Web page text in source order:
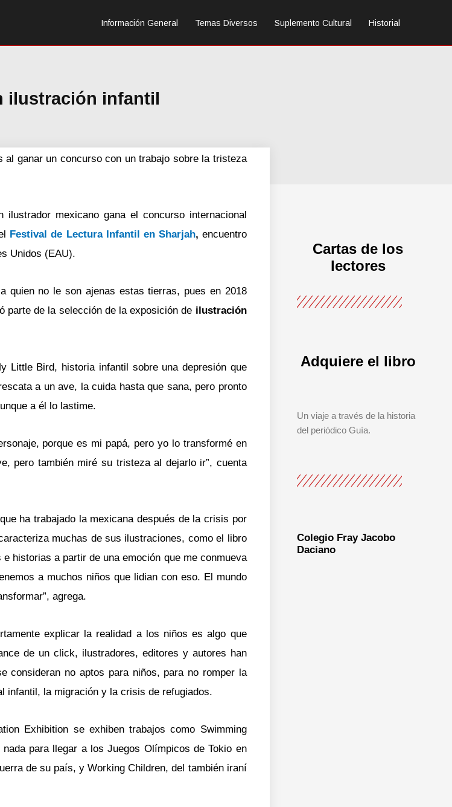
Información General Temas Diversos Suplemento Cultural Historial
ilustración infantil
ganar un concurso con un trabajo sobre la tristeza
mexicano gana el concurso internacional
Festival de Lectura Infantil en Sharjah, encuentro
Unidos (EAU).
quien no le son ajenas estas tierras, pues en 2018
parte de la selección de la exposición de ilustración
Little Bird, historia infantil sobre una depresión que
a un ave, la cuida hasta que sana, pero pronto
a él lo lastime.
porque es mi papá, pero yo lo transformé en
pero también miré su tristeza al dejarlo ir”, cuenta
ha trabajado la mexicana después de la crisis por
muchas de sus ilustraciones, como el libro
historias a partir de una emoción que me conmueva
a muchos niños que lidian con eso. El mundo
agrega.
explicar la realidad a los niños es algo que
de un click, ilustradores, editores y autores han
consideran no aptos para niños, para no romper la
infantil, la migración y la crisis de refugiados.
Exhibition se exhiben trabajos como Swimming
para llegar a los Juegos Olímpicos de Tokio en
de su país, y Working Children, del también iraní
Cartas de los
lectores
Adquiere el libro
Un viaje a través de la historia
del periódico Guía.
Colegio Fray Jacobo
Daciano